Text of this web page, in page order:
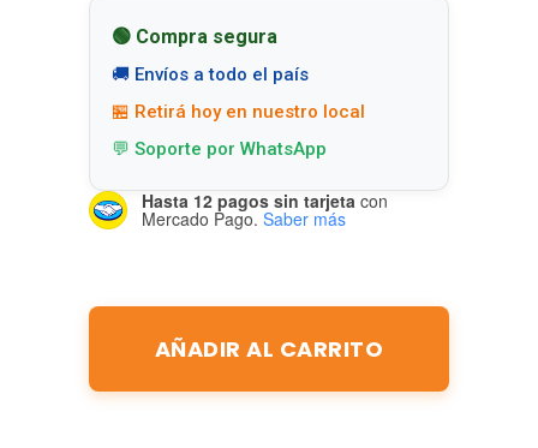
🟢 Compra segura
🚚 Envíos a todo el país
🏪 Retirá hoy en nuestro local
💬 Soporte por WhatsApp
Hasta 12 pagos sin tarjeta con
Mercado Pago. Saber más
AÑADIR AL CARRITO